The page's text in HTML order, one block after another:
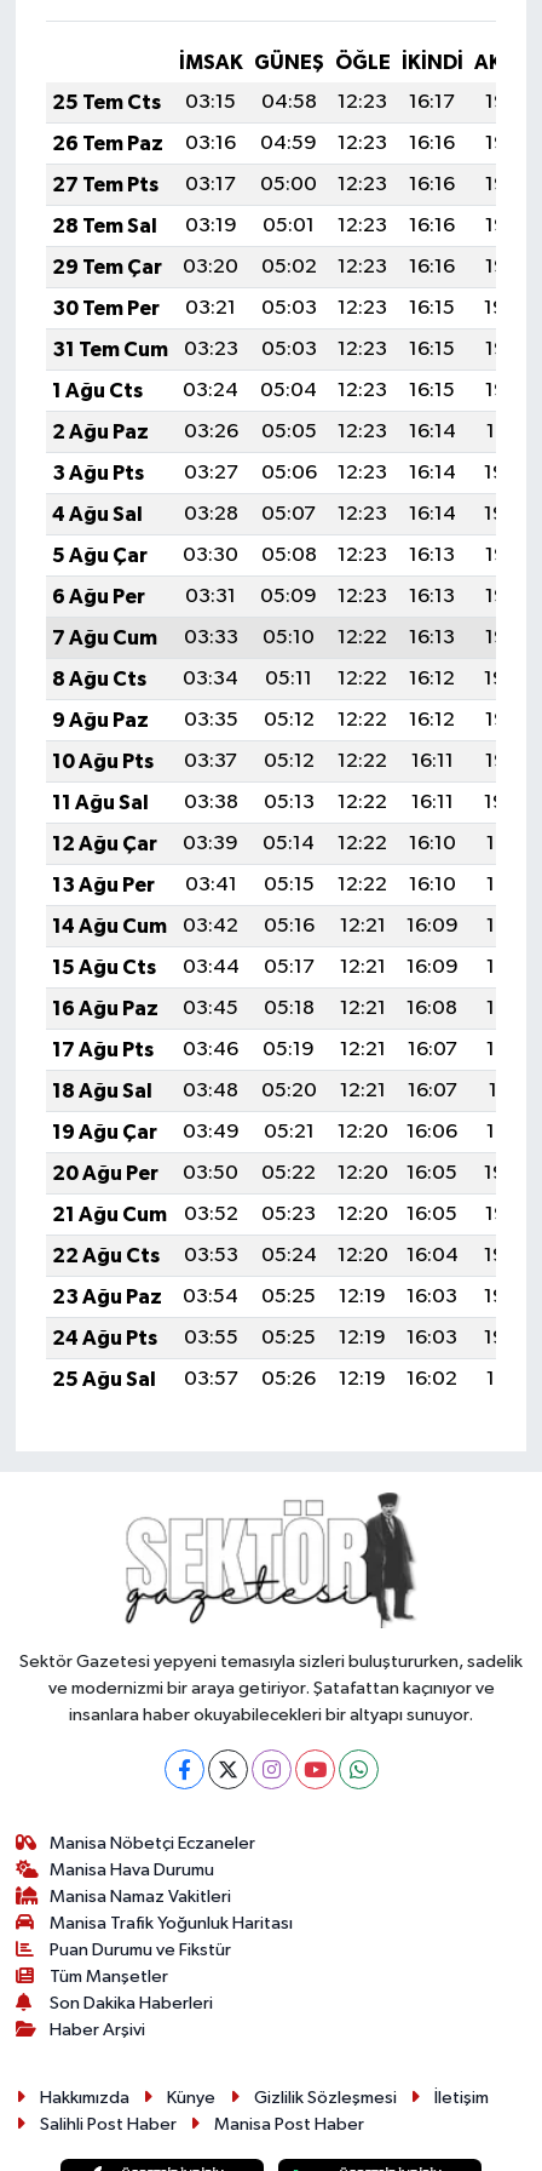
İMSAK GÜNEŞ ÖĞLE İKINDI
25 Tem Cts
03:15 04:58 12:23 16:17
19:38
26 Tem Paz
03:16 04:59 12:23 16:16
19:37
27 Tem Pts
03:17 05:00 12:23 16:16
19:37
28 Tem Sal
03:19 05:01 12:23 16:16
19:36
29 Tem Çar
03:20 05:02 12:23 16:16
19:35
30 Tem Per
03:21 05:03 12:23 16:15
19:34
31 Tem Cum
03:23 05:03 12:23 16:15
19:33
1 Ağu Cts
03:24 05:04 12:23 16:15
19:32
2 Ağu Paz
03:26 05:05 12:23 16:14
19:31
3 Ağu Pts
03:27 05:06 12:23 16:14
19:30
4 Ağu Sal
03:28 05:07 12:23 16:14
19:29
5 Ağu Çar
03:30 05:08 12:23 16:13
19:28
6 Ağu Per
03:31 05:09 12:23 16:13
19:26
7 Ağu Cum
03:33 05:10 12:22 16:13
19:25
8 Ağu Cts
03:34 05:11 12:22 16:12
19:24
9 Ağu Paz
03:35 05:12 12:22 16:12
19:23
10 Ağu Pts
03:37 05:12 12:22 16:11
19:22
11 Ağu Sal
03:38 05:13 12:22 16:11
19:20
12 Ağu Çar
03:39 05:14 12:22 16:10
19:19
13 Ağu Per
03:41 05:15 12:22 16:10
19:18
14 Ağu Cum
03:42 05:16 12:21 16:09
19:17
15 Ağu Cts
03:44 05:17 12:21 16:09
19:15
16 Ağu Paz
03:45 05:18 12:21 16:08
19:14
17 Ağu Pts
03:46 05:19 12:21 16:07
19:13
18 Ağu Sal
03:48 05:20 12:21 16:07
19:11
19 Ağu Çar
03:49 05:21 12:20 16:06
19:10
20 Ağu Per
03:50 05:22 12:20 16:05
19:09
21 Ağu Cum
03:52 05:23 12:20 16:05
19:07
22 Ağu Cts
03:53 05:24 12:20 16:04
19:06
23 Ağu Paz
03:54 05:25 12:19 16:03
19:04
24 Ağu Pts
03:55 05:25 12:19 16:03
19:03
25 Ağu Sal
03:57 05:26 12:19 16:02 19:01
Sektör Gazetesi yepyeni temasıyla sizleri buluştururken, sadelik
ve modernizmi bir araya getiriyor. Şatafattan kaçınıyor ve
insanlara haber okuyabilecekleri bir altyapı sunuyor.
Manisa Nöbetçi Eczaneler
Manisa Hava Durumu
Manisa Namaz Vakitleri
Manisa Trafik Yoğunluk Haritası
Puan Durumu ve Fikstür
Tüm Manşetler
Son Dakika Haberleri
Haber Arşivi
Hakkımızda Künye Gizlilik Sözleşmesi
İletişim
Salihli Post Haber
Manisa Post Haber